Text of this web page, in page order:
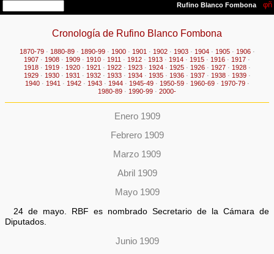
Cronología de Rufino Blanco Fombona
1870-79· 1880-89· 1890-99· 1900· 1901 · 1902· 1903· 1904· 1905· 1906·
1907 · 1908 · 1909 · 1910 · 1911 · 1912 · 1913 · 1914 · 1915 · 1916 · 1917 ·
1918· 1919· 1920· 1921 · 1922· 1923· 1924· 1925· 1926· 1927· 1928·
1929· 1930· 1931 · 1932· 1933· 1934· 1935· 1936· 1937· 1938· 1939·
1940· 1941 · 1942· 1943· 1944· 1945-49· 1950-59· 1960-69· 1970-79·
1980-89 · 1990-99 · 2000-
Enero 1909
Febrero 1909
Marzo 1909
Abril 1909
Mayo 1909
24 de mayo. RBF es nombrado Secretario de la Cámara de
Diputados.
Junio 1909